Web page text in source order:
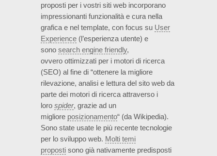
proposti per i vostri siti web incorporano
impressionanti funzionalità e cura nella
grafica e nel template, con focus su User
Experience (l’esperienza utente) e
sono search engine friendly,
ovvero ottimizzati per i motori di ricerca
(SEO) al fine di “ottenere la migliore
rilevazione, analisi e lettura del sito web da
parte dei motori di ricerca attraverso i
loro spider, grazie ad un
migliore posizionamento“ (da Wikipedia).
Sono state usate le più recente tecnologie
per lo sviluppo web. Molti temi
proposti sono già nativamente predisposti